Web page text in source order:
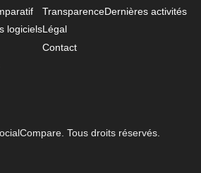
logiciels
Transparence
Légal
Contact
Dernières activités
Tous droits réservés.